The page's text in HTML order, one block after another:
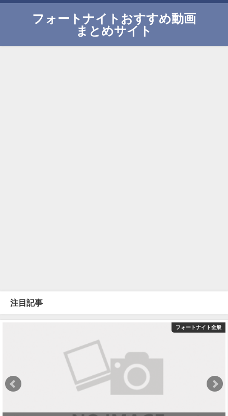
フォートナイトおすすめ動画
まとめサイト
注目記事
フォートナイト全般